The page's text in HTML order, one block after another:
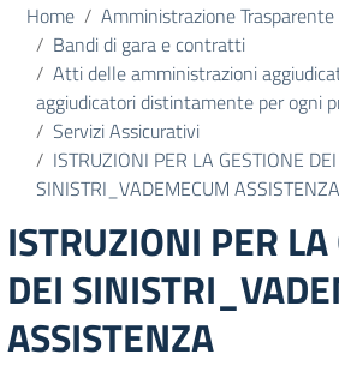
Home
Amministrazione Trasparente
Bandi di gara e contratti
Atti delle amministrazioni
aggiudicatori distintamente per ogni
Servizi Assicurativi
ISTRUZIONI PER LA GESTIONE DEI
SINISTRI_VADEMECUM ASSISTENZA
ISTRUZIONI PER
DEI
ASSISTENZA